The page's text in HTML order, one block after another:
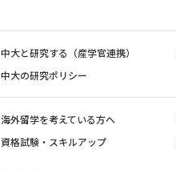
中大と研究する（産学官連携）
中大の研究ポリシー
海外留学を考えている方へ
資格試験・スキルアップ